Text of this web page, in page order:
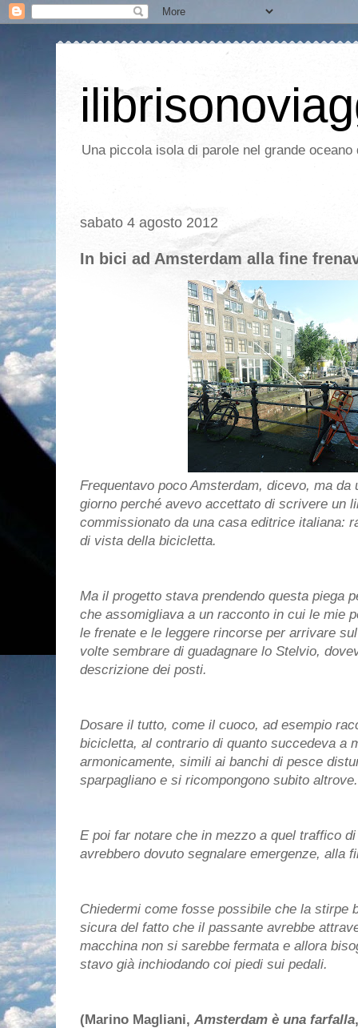
Una piccola isola di parole nel grande
sabato 4 agosto 2012
In bici ad Amsterdam alla fine
Frequentavo poco Amsterdam, dicevo, ma
giorno perché avevo accettato di scrivere un
commissionato da una casa editrice italiana:
di vista della bicicletta.
Ma il progetto stava prendendo questa piega
che assomigliava a un racconto in cui le mie
le frenate e le leggere rincorse per arrivare
volte sembrare di guadagnare lo Stelvio,
descrizione dei posti.
Dosare il tutto, come il cuoco, ad esempio
bicicletta, al contrario di quanto succedeva a
armonicamente, simili ai banchi di pesce
sparpagliano e si ricompongono subito altrove.
E poi far notare che in mezzo a quel traffico
avrebbero dovuto segnalare emergenze, alla
Chiedermi come fosse possibile che la stirpe
sicura del fatto che il passante avrebbe
macchina non si sarebbe fermata e allora
stavo già inchiodando coi piedi sui pedali.
(Marino Magliani, Amsterdam è una farfalla